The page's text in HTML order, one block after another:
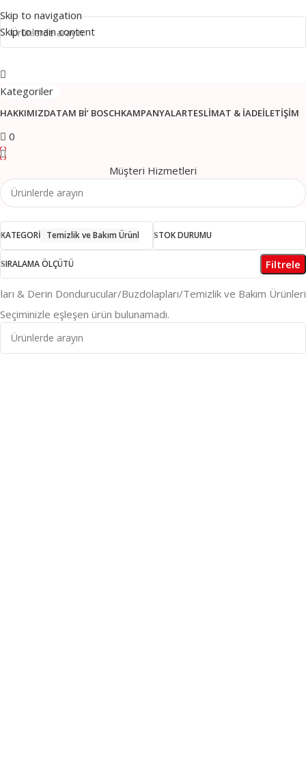
Skip to navigation
Skip to main content
Kategoriler
HAKKIMIZDATAM BI’ BOSCHKAMPANYALARTESLIMAT & İADEİLETIŞIM
0
Müşteri Hizmetleri
KATEGORI Temizlik ve Bakım Ürünleri STOK DURUMU
SIRALAMA ÖLÇÜTÜ Filtrele
& Derin Dondurucular Buzdolapları Temizlik ve Bakım Ürünleri
Seçiminizle eşleşen ürün bulunamadı.